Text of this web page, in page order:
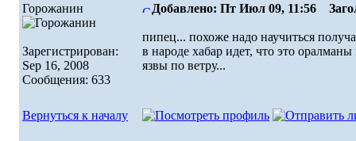
Горожанин
Зарегистрирован:
Sep 16, 2008
Сообщения: 633
Добавлено: Пт Июл 09, 11:56
пипец... похоже надо научиться
в народе хабар идет, что это
язвы по ветру...
Вернуться к началу